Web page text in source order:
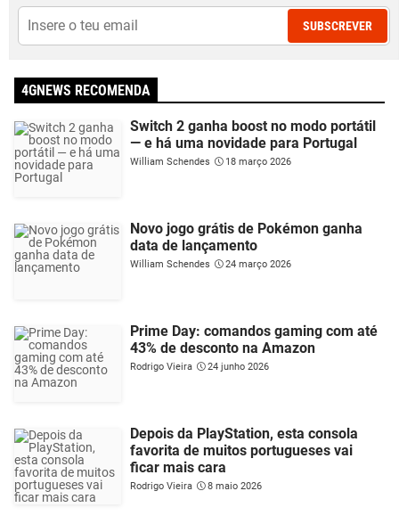
SUBSCREVER
4GNEWS RECOMENDA
Switch 2 ganha boost no modo portátil
— e há uma novidade para Portugal
William Schendes 18 março 2026
Novo jogo grátis de Pokémon ganha
data de lançamento
William Schendes 24 março 2026
Prime Day: comandos gaming com até
43% de desconto na Amazon
Rodrigo Vieira 24 junho 2026
Depois da PlayStation, esta consola
favorita de muitos portugueses vai
ficar mais cara
Rodrigo Vieira 8 maio 2026